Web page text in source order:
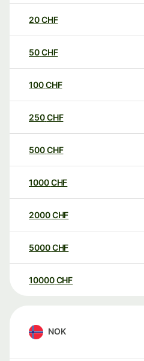
20CHF
50CHF
100CHF
250CHF
500CHF
1000CHF
2000CHF
5000CHF
10000 CHF
NOK